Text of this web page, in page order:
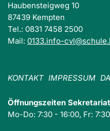
Haubensteigweg 10
87439 Kempten
Tel.: 0831 7458 2500
Mail: 0133.info-
KONTAKT IMPRESSUM
Öffnungszeiten Sekretariat
Mo-Do: 7:30 - 16:00, Fr: